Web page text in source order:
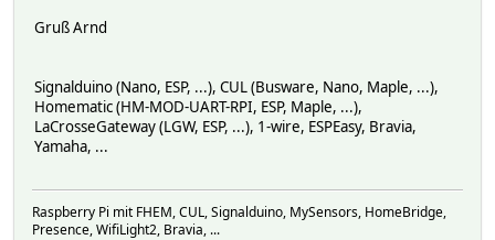
Gruß Arnd
Signalduino (Nano, ESP, ...), CUL (Busware, Nano, Maple, ...),
Homematic (HM-MOD-UART-RPI, ESP, Maple, ...),
LaCrosseGateway (LGW, ESP, ...), 1-wire, ESPEasy, Bravia,
Yamaha, ...
Raspberry Pi mit FHEM, CUL, Signalduino, MySensors, HomeBridge,
Presence, WifiLight2, Bravia, ...